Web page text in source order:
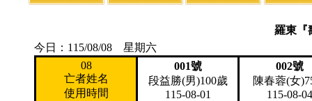
羅東『
今日：115/08/08 星期六
08
亡者姓名
使用時間
001號
段益勝(男)100歲
115-08-01
002號
陳春蓉(女
115-08-04